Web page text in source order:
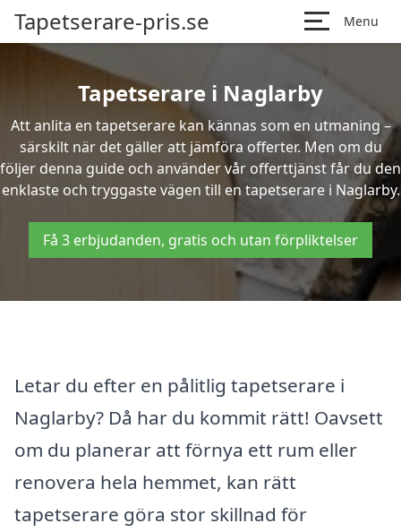
Tapetserare-pris.se Menu
Tapetserare i Naglarby
Att anlita en tapetserare kan kännas som en utmaning –
särskilt när det gäller att jämföra offerter. Men om du
följer denna guide och använder vår offerttjänst får du den
enklaste och tryggaste vägen till en tapetserare i Naglarby.
Få 3 erbjudanden, gratis och utan förpliktelser
Letar du efter en pålitlig tapetserare i
Naglarby? Då har du kommit rätt! Oavsett
om du planerar att förnya ett rum eller
renovera hela hemmet, kan rätt
tapetserare göra stor skillnad för